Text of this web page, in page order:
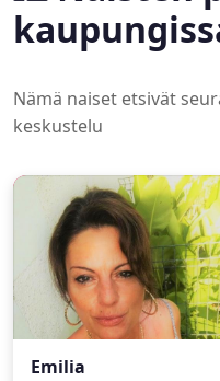
Nämä naiset etsivät
keskustelu
Emilia